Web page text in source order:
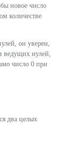
новое число
количестве
он уверен,
ведущих нулей,
число 0 при
два целых